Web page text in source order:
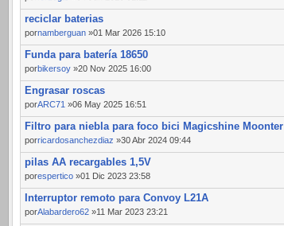
reciclar baterias
pornamberguan »01 Mar 2026 15:10
Funda para batería 18650
porbikersoy »20 Nov 2025 16:00
Engrasar roscas
porARC71 »06 May 2025 16:51
Filtro para niebla para foco bici Magicshine Moonter
porricardosanchezdiaz »30 Abr 2024 09:44
pilas AA recargables 1,5V
porespertico »01 Dic 2023 23:58
Interruptor remoto para Convoy L21A
porAlabardero62 »11 Mar 2023 23:21